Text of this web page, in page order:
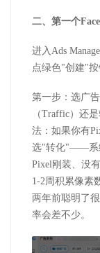
二、第一个
进入Ads
点绿色"创建"按
第一步：选广
（Traffic）还
法：如果你有
选"转化"——系
Pixel刚装、没
1-2周积累像素
两年前聪明了
率会差不少。